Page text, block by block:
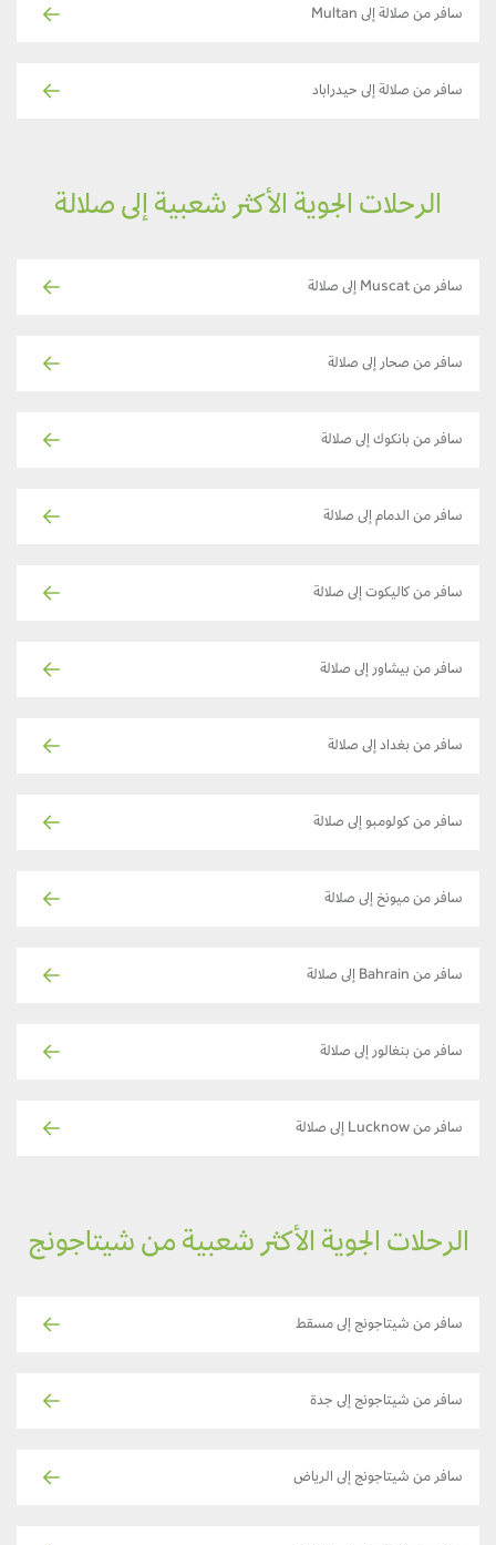
سافر من صلالة إلى Multan
سافر من صلالة إلى حيدراباد
الرحلات الجوية الأكثر شعبية إلى صلالة
سافر من Muscat إلى صلالة
سافر من صحار إلى صلالة
سافر من بانكوك إلى صلالة
سافر من الدمام إلى صلالة
سافر من كاليكوت إلى صلالة
سافر من بيشاور إلى صلالة
سافر من بغداد إلى صلالة
سافر من كولومبو إلى صلالة
سافر من ميونخ إلى صلالة
سافر من Bahrain إلى صلالة
سافر من بنغالور إلى صلالة
سافر من Lucknow إلى صلالة
الرحلات الجوية الأكثر شعبية من شيتاجونج
سافر من شيتاجونج إلى مسقط
سافر من شيتاجونج إلى جدة
سافر من شيتاجونج إلى الرياض